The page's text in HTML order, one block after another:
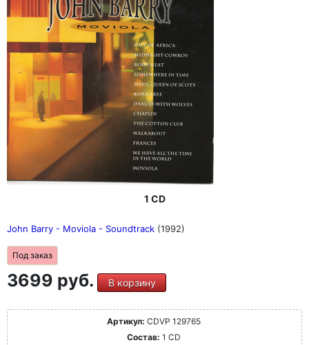
1 CD
John Barry - Moviola - Soundtrack (1992)
Под заказ
3699 руб. В корзину
Артикул: CDVP 129765
Состав: 1 CD